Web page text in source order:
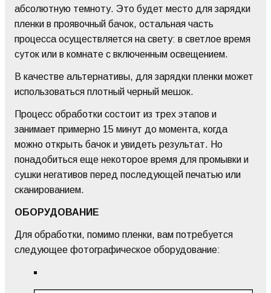
абсолютную темноту. Это будет место для зарядки
пленки в проявочный бачок, остальная часть
процесса осуществляется на свету: в светлое время
суток или в комнате с включенным освещением.
В качестве альтернативы, для зарядки пленки может
использоваться плотный черный мешок.
Процесс обработки состоит из трех этапов и
занимает примерно 15 минут до момента, когда
можно открыть бачок и увидеть результат. Но
понадобиться еще некоторое время для промывки и
сушки негативов перед последующей печатью или
сканированием.
ОБОРУДОВАНИЕ
Для обработки, помимо пленки, вам потребуется
следующее фотографическое оборудование: